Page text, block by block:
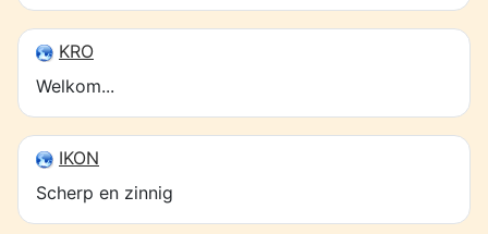
KRO
Welkom...
IKON
Scherp en zinnig